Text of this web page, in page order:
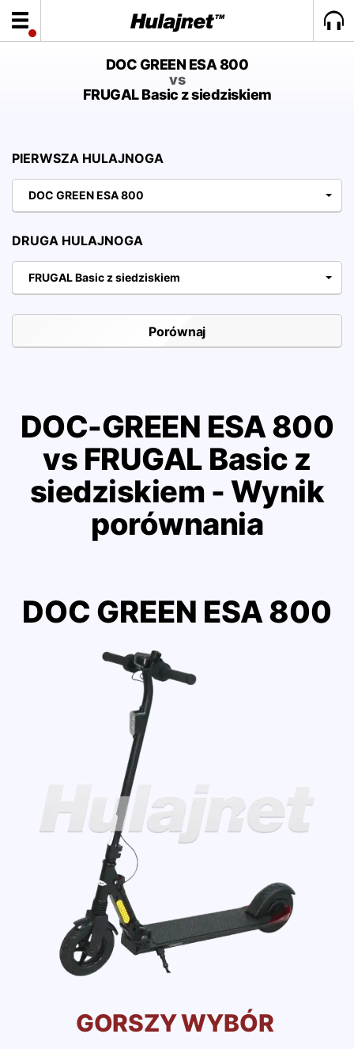
DOC GREEN ESA 800
vs
FRUGAL Basic z siedziskiem
PIERWSZA HULAJNOGA
DOC GREEN ESA 800
DRUGA HULAJNOGA
FRUGAL Basic z siedziskiem
DOC-GREEN ESA 800
vs FRUGAL Basic z
siedziskiem - Wynik
porównania
DOC GREEN ESA 800
GORSZY WYBÓR